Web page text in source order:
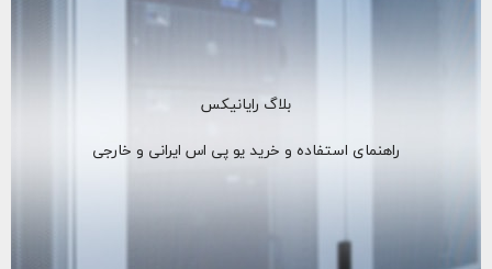
بلاگ رایانیکس
راهنمای استفاده و خرید یو پی اس ایرانی و خارجی